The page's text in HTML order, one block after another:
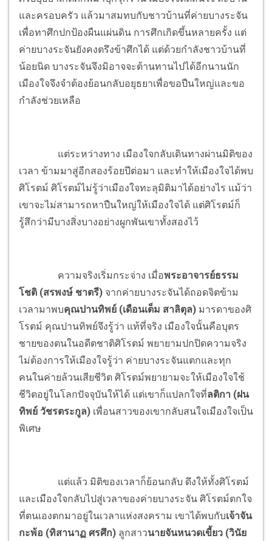
และครอบครัว แล้วมาสมทบกับชาวบ้านที่ค่ายบางระจัน
เพื่อทาศึกปกป้องผืนแผ่นดิน การศึกเกิดขึ้นหลายครั้ง แต่
ค่ายบางระจันยังคงตรึงข้าศึกได้ แต่ด้วยกำลังชาวบ้านที่
น้อยนิด บางระจันจึงมิอาจจะต้านทานไปได้อีกนานนัก
เมืองใจจึงจำต้องย้อนกลับอยุธยาเพื่อขอปืนใหญ่และขอ
กำลังช่วยเหลือ
แต่ระหว่างทาง เมืองใจกลับเดินทางผ่านมิติของ
เวลา ข้ามมาสู่อีกสองร้อยปีต่อมา และทำให้เมืองใจได้พบ
ศิโรตม์ ศิโรตม์ไม่รู้ว่าเมืองใจทะลุมิติมาได้อย่างไร แม้ว่า
เขาจะไม่สามารถหาปืนใหญ่ให้เมืองใจได้ แต่ศิโรตม์ก็
รู้สึกว่ามีบางสิ่งบางอย่างผูกพันเขาทั้งสองไว้
ความจริงเริ่มกระจ่าง เมื่อพระอาจารย์ธรรม
โชติ (สรพงษ์ ชาตรี) จากค่ายบางระจันได้ถอดจิตข้าม
เวลามาพบคุณปานทิพย์ (เดือนเต็ม สาลิตุล) มารดาของศิ
โรตม์ คุณปานทิพย์จึงรู้ว่า แท้ที่จริง เมืองใจนั้นคือบุตร
ชายของตนในอดีตชาติศิโรตม์ พยายามปกปิดความจริง
ไม่ต้องการให้เมืองใจรู้ว่า ค่ายบางระจันแตกและทุก
คนในค่ายล้วนเสียชีวิต ศิโรตม์พยายามจะให้เมืองใจใช้
ชีวิตอยู่ในโลกปัจจุบันให้ได้ แต่เขาก็แปลกใจที่ลติกา (ฝน
ทิพย์ วัชรตระกูล) เพื่อนสาวของเขากลับสนใจเมืองใจเป็น
พิเศษ
แต่แล้ว มิติของเวลาก็ย้อนกลับ ดึงให้ทั้งศิโรตม์
และเมืองใจกลับไปสู่เวลาของค่ายบางระจัน ศิโรตม์ตกใจ
ที่ตนเองตกมาอยู่ในเวลาแห่งสงคราม เขาได้พบกับเจ้าจัน
กะพ้อ (ทิสานาฏ ศรศึก) ลูกสาวนายจันหนวดเขี้ยว (วินัย